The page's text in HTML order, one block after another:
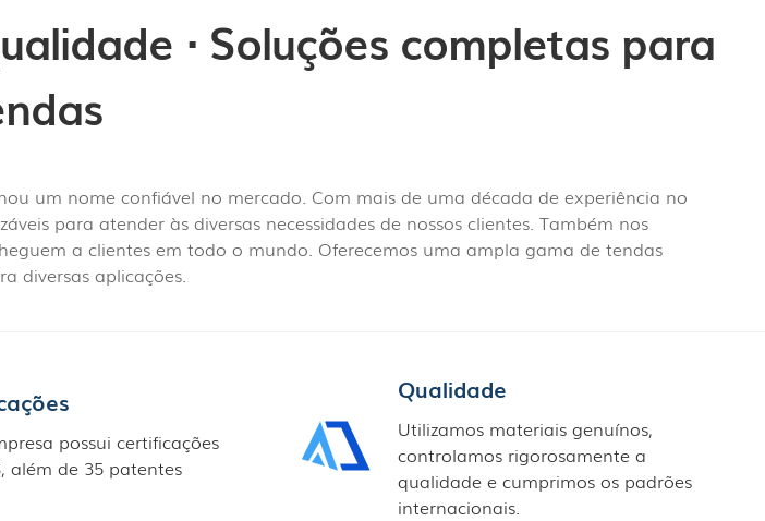
· Soluções completas para
um nome confiável no mercado. Com mais de uma década de experiência no
​​para atender às diversas necessidades de nossos clientes. Também nos
a clientes em todo o mundo. Oferecemos uma ampla gama de tendas
diversas aplicações.
possui certificações
além de 35 patentes
Qualidade
Utilizamos materiais genuínos,
controlamos rigorosamente a
qualidade e cumprimos os padrões
internacionais.